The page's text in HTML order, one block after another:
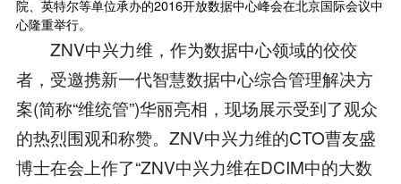
院、英特尔等单位承办的2016开放数据中心峰会在北京国际会议中
心隆重举行。
ZNV中兴力维，作为数据中心领域的佼佼
者，受邀携新一代智慧数据中心综合管理解决方
案(简称“维统管”)华丽亮相，现场展示受到了观众
的热烈围观和称赞。ZNV中兴力维的CTO曹友盛
博士在会上作了“ZNV中兴力维在DCIM中的大数